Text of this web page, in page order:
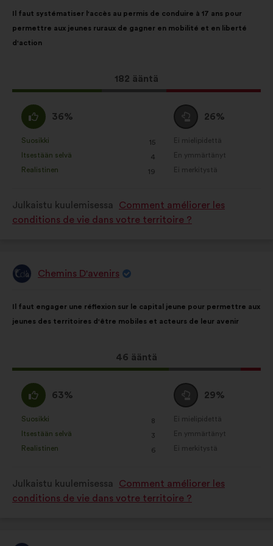
sisältö:
Il faut systématiser l'accès au permis de conduire à 17 ans pour
permettre aux jeunes ruraux de gagner en mobilité et en liberté
d'action
Tämä
ehdotus
182 ääntä
jakautuminen:
samaa
mieltä
:
36%
seuraavasti:
Suosikki
: 15
kertaa
Itsestään selvä
: 4
kertaa
Realistinen
: 19
kertaa
Äänestä
tyhjää
:
26%
seuraavasti:
Ei mielipidettä
:kertaa
En ymmärtänyt
:kertaa
Ei merkitystä
:kertaa
Julkaistu kuulemisessa
Comment améliorer les
conditions de vie dans votre territoire ?
EhdotusChemins D'avenirs
sisältö:
Il faut engager une réflexion sur le capital jeune pour permettre aux
jeunes des territoires d'être mobiles et acteurs de leur avenir
Tämä
ehdotus
46 ääntä
jakautuminen:
samaa
mieltä
:
63%
seuraavasti:
Suosikki
: 8
kertaa
Itsestään selvä
: 3
kertaa
Realistinen
: 6
kertaa
Äänestä
tyhjää
:
29%
seuraavasti:
Ei mielipidettä
:kertaa
En ymmärtänyt
:kertaa
Ei merkitystä
:kertaa
Julkaistu kuulemisessa
Comment améliorer les
conditions de vie dans votre territoire ?
evästeet, jotka parantavat
käyttökokemustasi selatessasi
evästeet, joiden avulla voidaan
analysoida kansalaiskuulemisia
Sosiaaliseen mediaan liittyvät
evästeet, joilla pyrimme
optimoimaan vaikutuksemme
hyödyntämällä sosiaalista mediaa